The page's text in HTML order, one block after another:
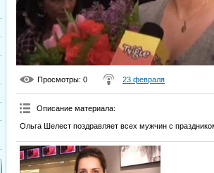
Просмотры: 0 23 февраля
Описание материала:
Ольга Шелест поздравляет всех мужчин с